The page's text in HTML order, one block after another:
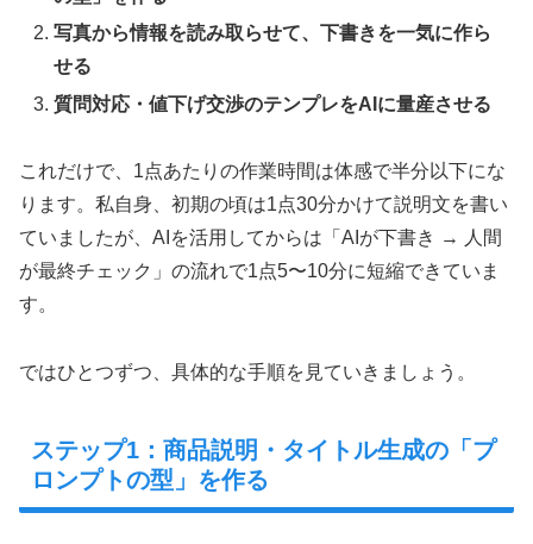
写真から情報を読み取らせて、下書きを一気に作ら
せる
質問対応・値下げ交渉のテンプレをAIに量産させる
これだけで、1点あたりの作業時間は体感で半分以下にな
ります。私自身、初期の頃は1点30分かけて説明文を書い
ていましたが、AIを活用してからは「AIが下書き → 人間
が最終チェック」の流れで1点5〜10分に短縮できていま
す。
ではひとつずつ、具体的な手順を見ていきましょう。
ステップ1：商品説明・タイトル生成の「プ
ロンプトの型」を作る